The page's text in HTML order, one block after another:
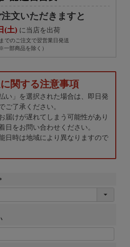
文いただきますと
(土) に当店を出荷
でのご注文で翌営業日発送
※一部商品を除く）
関する注意事項
い」を選択された場合は、即日発
ご了承ください。
届けが遅れてしまう可能性があり
日をお問い合わせください。
日時は地域により異なりますので